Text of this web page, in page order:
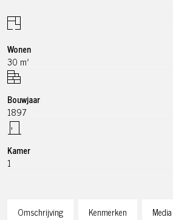
Omschrijving Kenmerken Media
Wonen
30 m²
Bouwjaar
1897
Kamer
1